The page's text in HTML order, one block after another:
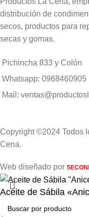
distribución de
secos, productos para
secas y gomas.
Pichincha 833 y Colón
Whatsapp: 0968460905
Mail:
Copyright ©2024 Todos
Cena.
Web diseñado por
Aceite de Sábila